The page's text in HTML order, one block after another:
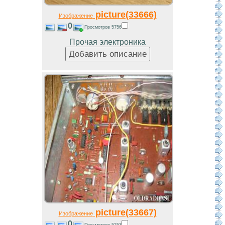
Изображениеpicture(33666)
0 Просмотров 5756
Прочая электроника
Изображениеpicture(33667)